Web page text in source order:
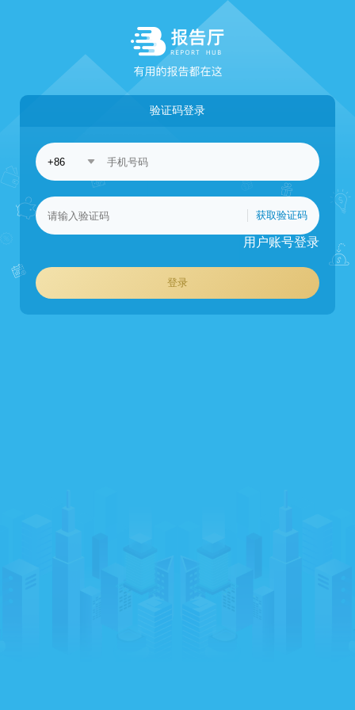
验证码登录
获取验证码
用户账号登录
登录